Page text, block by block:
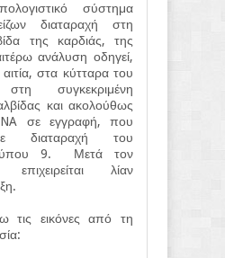
σύστημα
διαταραχή στη
της καρδιάς, της
ανάλυση οδηγεί,
στα κύτταρα του
στη συγκεκριμένη
και ακολούθως
σε εγγραφή, που
διαταραχή του
τύπου 9. Μετά τον
επιχειρείται λίαν
τις εικόνες από τη